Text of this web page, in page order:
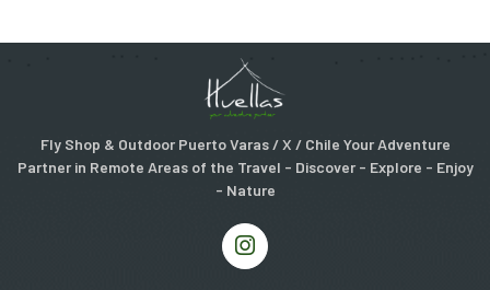
Fly Shop & Outdoor Puerto Varas / X / Chile Your Adventure
Partner in Remote Areas of the Travel - Discover - Explore - Enjoy
- Nature